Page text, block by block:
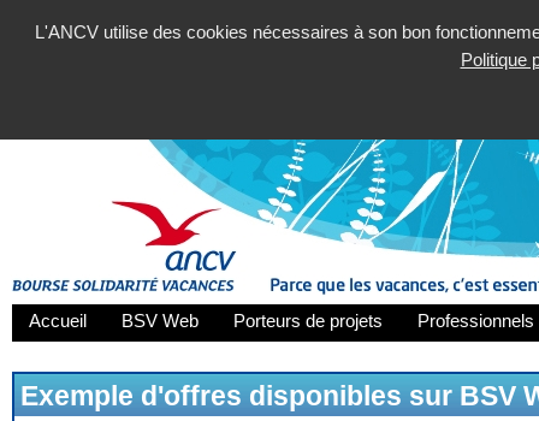
L'ANCV utilise des cookies nécessaires à son bon
Politique
Accueil BSV Web Porteurs de projets
Exemple d'offres disponibles sur BSV